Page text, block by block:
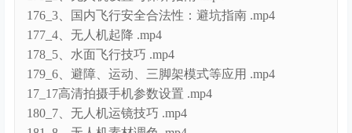
177_4、无人机起降 .mp4
178_5、水面飞行技巧 .mp4
179_6、避障、运动、三脚架模式等应用 .mp4
17_17高清拍摄手机参数设置 .mp4
180_7、无人机运镜技巧 .mp4
181_8、无人机素材调色 .mp4
18_18拍出电影感：电影模式介绍 .mp4